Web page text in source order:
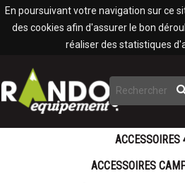
En poursuivant votre navigation sur ce
des cookies afin d'assurer le bon
réaliser des statistiques
ACCESSOIRES
ACCESSOIRES
Panneau de gestion des cookies